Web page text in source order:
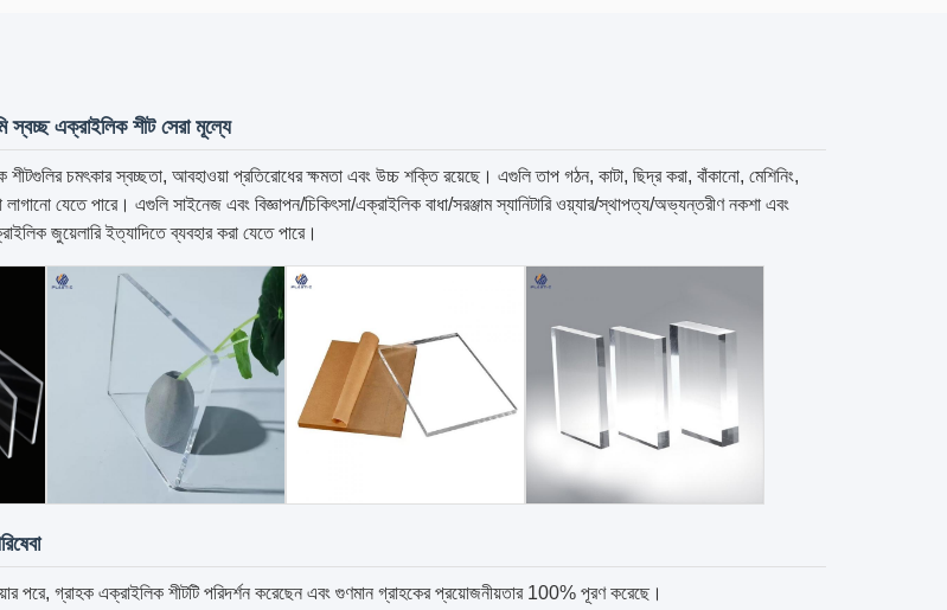
এক্রাইলিক শীট সেরা মূল্যে
শীটগুলির চমৎকার স্বচ্ছতা, আবহাওয়া প্রতিরোধের ক্ষমতা এবং উচ্চ শক্তি রয়েছে। এগুলি তাপ গঠন, কাটা, ছিদ্র করা, বাঁকানো, মেশিনিং,
যেতে পারে। এগুলি সাইনেজ এবং বিজ্ঞাপন/চিকিৎসা/এক্রাইলিক বাধা/সরঞ্জাম স্যানিটারি ওয়্যার/স্থাপত্য/অভ্যন্তরীণ নকশা এবং
জুয়েলারি ইত্যাদিতে ব্যবহার করা যেতে পারে।
পরে, গ্রাহক এক্রাইলিক শীটটি পরিদর্শন করেছেন এবং গুণমান গ্রাহকের প্রয়োজনীয়তার 100% পূরণ করেছে।